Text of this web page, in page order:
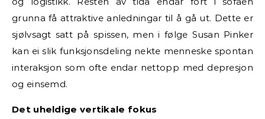
grunna få attraktive anledningar til å gå ut. Dette er
sjølvsagt satt på spissen, men i følge Susan Pinker
kan ei slik funksjonsdeling nekte menneske spontan
interaksjon som ofte endar nettopp med depresjon
og einsemd.
Det uheldige vertikale fokus